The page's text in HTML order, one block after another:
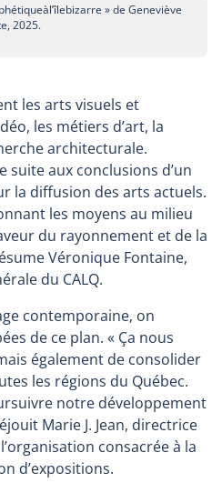
» de Geneviève
2025.
les arts visuels et
les métiers d’art, la
architecturale.
suite aux conclusions d’un
la diffusion des arts actuels.
les moyens au milieu
du rayonnement et de la
Véronique Fontaine,
du CALQ.
contemporaine, on
de ce plan. « Ça nous
également de consolider
les régions du Québec.
notre développement
Marie J. Jean, directrice
consacrée à la
d’expositions.